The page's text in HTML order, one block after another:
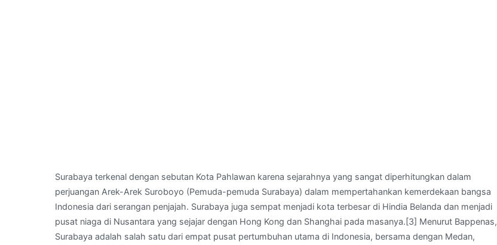
Surabaya terkenal dengan sebutan Kota Pahlawan karena sejarahnya yang sangat diperhitungkan dalam
perjuangan Arek-Arek Suroboyo (Pemuda-pemuda Surabaya) dalam mempertahankan kemerdekaan bangsa
Indonesia dari serangan penjajah. Surabaya juga sempat menjadi kota terbesar di Hindia Belanda dan menjadi
pusat niaga di Nusantara yang sejajar dengan Hong Kong dan Shanghai pada masanya.[3] Menurut Bappenas,
Surabaya adalah salah satu dari empat pusat pertumbuhan utama di Indonesia, bersama dengan Medan,